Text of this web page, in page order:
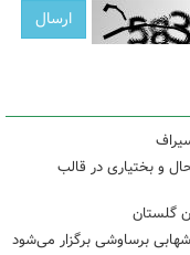
و بختیاری در قالب
گلستان
برساوشی برگزار می‌شود